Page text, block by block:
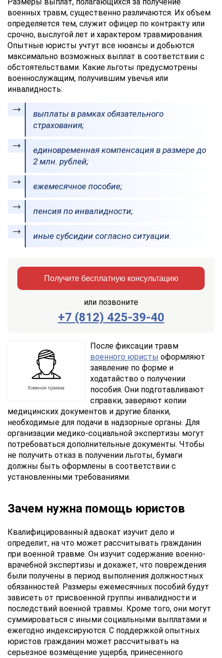
военных травм, существенно различаются. Их объем
определяется тем, служит офицер по контракту или
срочно, выслугой лет и характером травмирования.
Опытные юристы учтут все нюансы и добьются
максимально возможных выплат в соответствии с
обстоятельствами. Какие льготы предусмотрены
военнослужащим, получившим увечья или
инвалидность:
выплаты в рамках обязательного
страхования;
единовременная компенсация в размере до
2 млн. рублей;
ежемесячное пособие;
пенсия по инвалидности;
иные субсидии согласно ситуации.
Получите бесплатную консультацию
или позвоните
+7 (812) 425-39-40
Заказать
Отправляя
данные,
Вы
соглашаетесь
Правилами
обработки
персональных
данных
После фиксации травм
военного юристы оформляют
заявление по форме и
ходатайство о получении
пособия. Они подготавливают
справки, заверяют копии
медицинских документов и другие бланки,
необходимые для подачи в надзорные органы. Для
организации медико-социальной экспертизы могут
потребоваться дополнительные документы. Чтобы
не получить отказ в получении льготы, бумаги
должны быть оформлены в соответствии с
установленными требованиями.
Зачем нужна помощь юристов
Квалифицированный адвокат изучит дело и
определит, на что может рассчитывать гражданин
при военной травме. Он изучит содержание военно-
врачебной экспертизы и докажет, что повреждения
были получены в период выполнения должностных
обязанностей. Размеры ежемесячных пособий будут
зависеть от присвоенной группы инвалидности и
последствий военной травмы. Кроме того, они могут
суммироваться с иными социальными выплатами и
ежегодно индексируются. С поддержкой опытных
юристов гражданин может рассчитывать на
серьезное возмещение ущерба, принесенного